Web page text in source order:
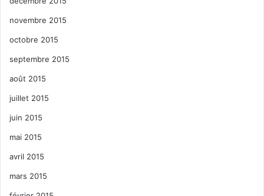
novembre 2015
octobre 2015
septembre 2015
août 2015
juillet 2015
juin 2015
mai 2015
avril 2015
mars 2015